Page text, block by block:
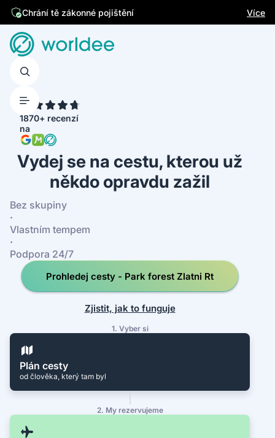
Chrání tě zákonné pojištění
Jsme česká firma
Více
1870+ recenzí
na
Vydej se na cestu, kterou už
někdo opravdu zažil
Bez skupiny
·
Vlastním tempem
·
Podpora 24/7
Prohledej cesty - Park forest Zlatni Rt
Zjistit, jak to funguje
1. Vyber si
Plán cesty
od člověka, který tam byl
2. My rezervujeme